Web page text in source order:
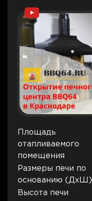
Площадь
отапливаемого
помещения
Размеры печи по
основанию (ДхШ)
Высота печи